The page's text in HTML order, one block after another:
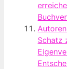
Schatz